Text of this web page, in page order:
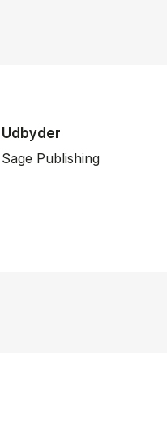
Udbyder
Sage Publishing